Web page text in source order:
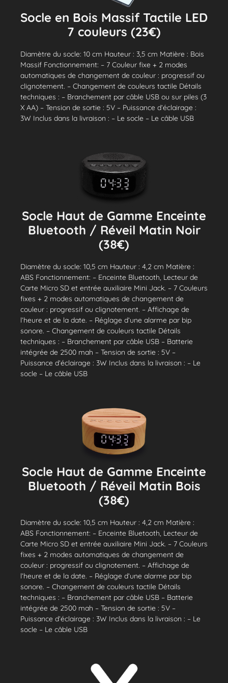
Socle en Bois Massif Tactile LED
7 couleurs (23€)
Diamètre du socle: 10 cm Hauteur : 3,5 cm Matière : Bois
Massif Fonctionnement: – 7 Couleur fixe + 2 modes
automatiques de changement de couleur : progressif ou
clignotement. – Changement de couleurs tactile Détails
techniques : – Branchement par câble USB ou sur piles (3
X AA) – Tension de sortie : 5V – Puissance d’éclairage :
3W Inclus dans la livraison : – Le socle – Le câble USB
Socle Haut de Gamme Enceinte
Bluetooth / Réveil Matin Noir
(38€)
Diamètre du socle: 10,5 cm Hauteur : 4,2 cm Matière :
ABS Fonctionnement: – Enceinte Bluetooth, Lecteur de
Carte Micro SD et entrée auxiliaire Mini Jack. – 7 Couleurs
fixes + 2 modes automatiques de changement de
couleur : progressif ou clignotement. – Affichage de
l’heure et de la date. – Réglage d’une alarme par bip
sonore. – Changement de couleurs tactile Détails
techniques : – Branchement par câble USB – Batterie
intégrée de 2500 mah – Tension de sortie : 5V –
Puissance d’éclairage : 3W Inclus dans la livraison : – Le
socle – Le câble USB
Socle Haut de Gamme Enceinte
Bluetooth / Réveil Matin Bois
(38€)
Diamètre du socle: 10,5 cm Hauteur : 4,2 cm Matière :
ABS Fonctionnement: – Enceinte Bluetooth, Lecteur de
Carte Micro SD et entrée auxiliaire Mini Jack. – 7 Couleurs
fixes + 2 modes automatiques de changement de
couleur : progressif ou clignotement. – Affichage de
l’heure et de la date. – Réglage d’une alarme par bip
sonore. – Changement de couleurs tactile Détails
techniques : – Branchement par câble USB – Batterie
intégrée de 2500 mah – Tension de sortie : 5V –
Puissance d’éclairage : 3W Inclus dans la livraison : – Le
socle – Le câble USB